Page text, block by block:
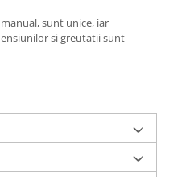
sunt unice, iar
si greutatii sunt